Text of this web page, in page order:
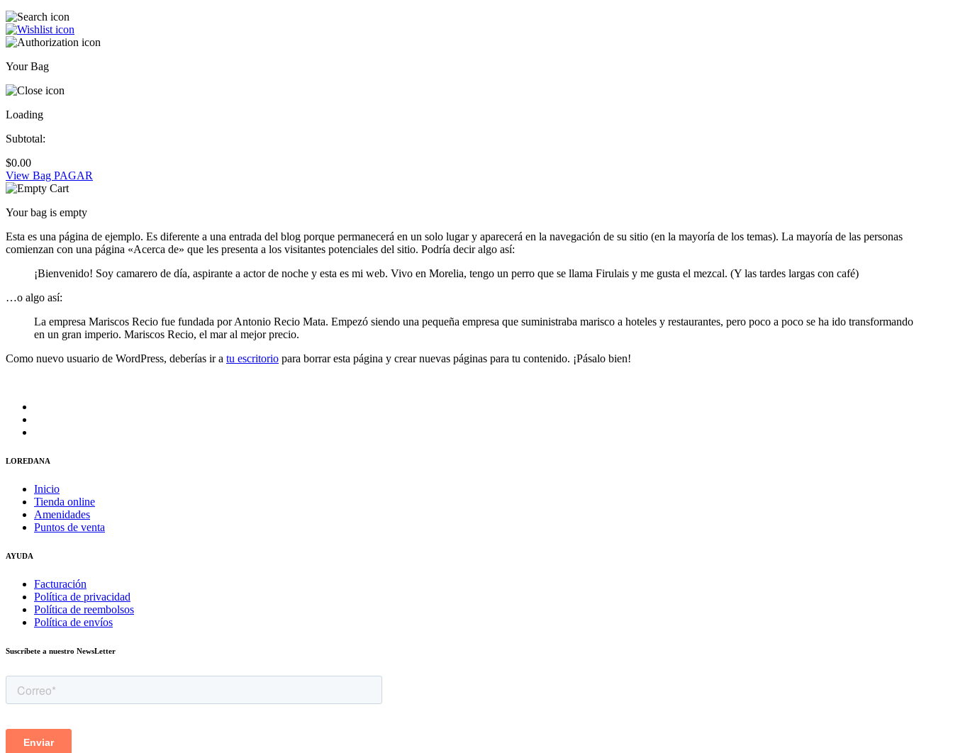
Your Bag
Loading
Subtotal:
$0.00
View Bag PAGAR
Your bag is empty
Esta es una página de ejemplo. Es diferente a una entrada del blog porque permanecerá en un solo lugar y aparecerá en la navegación de su sitio (en la mayoría de los temas). La mayoría de las personas
comienzan con una página «Acerca de» que les presenta a los visitantes potenciales del sitio. Podría decir algo así:
¡Bienvenido! Soy camarero de día, aspirante a actor de noche y esta es mi web. Vivo en Morelia, tengo un perro que se llama Firulais y me gusta el mezcal. (Y las tardes largas con café)
…o algo así:
La empresa Mariscos Recio fue fundada por Antonio Recio Mata. Empezó siendo una pequeña empresa que suministraba marisco a hoteles y restaurantes, pero poco a poco se ha ido transformando
en un gran imperio. Mariscos Recio, el mar al mejor precio.
Como nuevo usuario de WordPress, deberías ir a tu escritorio para borrar esta página y crear nuevas páginas para tu contenido. ¡Pásalo bien!
LOREDANA
Inicio
Tienda online
Amenidades
Puntos de venta
AYUDA
Facturación
Política de privacidad
Política de reembolsos
Política de envíos
Suscríbete a nuestro NewsLetter